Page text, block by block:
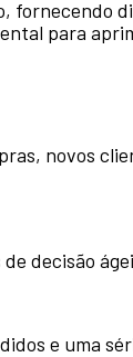
fornecendo
para
novos
decisão
e uma